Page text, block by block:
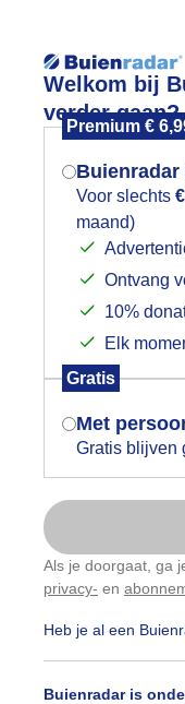
Welkom bij
verder gaan?
Premium €
Buienradar
Voor slechts
maand)
Ontvang
10%
Elk
Gratis
Met
Gratis blijven
Als je doorgaat, ga
privacy- en
Heb je al een
Buienradar is
Foto en
prachtige
Mogen we
Indien je
gegeven,
je
Is
Nu
Gebruik je Safari
Klik